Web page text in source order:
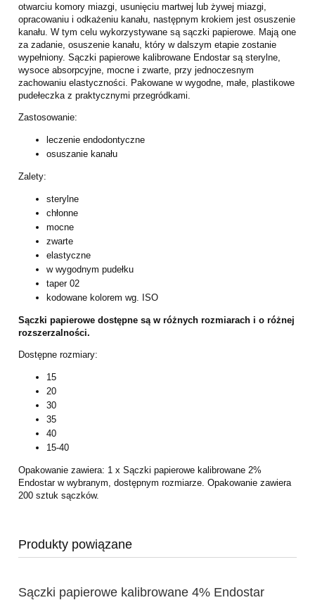
otwarciu komory miazgi, usunięciu martwej lub żywej miazgi,
opracowaniu i odkażeniu kanału, następnym krokiem jest osuszenie
kanału. W tym celu wykorzystywane są sączki papierowe. Mają one
za zadanie, osuszenie kanału, który w dalszym etapie zostanie
wypełniony. Sączki papierowe kalibrowane Endostar są sterylne,
wysoce absorpcyjne, mocne i zwarte, przy jednoczesnym
zachowaniu elastyczności. Pakowane w wygodne, małe, plastikowe
pudełeczka z praktycznymi przegródkami.
Zastosowanie:
leczenie endodontyczne
osuszanie kanału
Zalety:
sterylne
chłonne
mocne
zwarte
elastyczne
w wygodnym pudełku
taper 02
kodowane kolorem wg. ISO
Sączki papierowe dostępne są w różnych rozmiarach i o różnej
rozszerzalności.
Dostępne rozmiary:
15
20
30
35
40
15-40
Opakowanie zawiera: 1 x Sączki papierowe kalibrowane 2%
Endostar w wybranym, dostępnym rozmiarze. Opakowanie zawiera
200 sztuk sączków.
Produkty powiązane
Sączki papierowe kalibrowane 4% Endostar